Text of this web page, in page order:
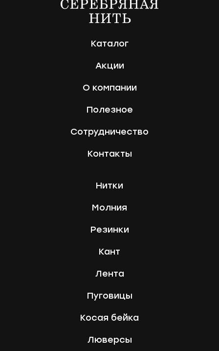
Каталог
Акции
О компании
Полезное
Сотрудничество
Контакты
Нитки
Молния
Резинки
Кант
Лента
Пуговицы
Косая бейка
Люверсы